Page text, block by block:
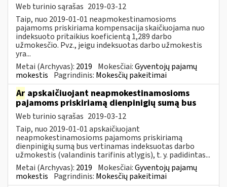
Web turinio sąrašas 2019-03-12
Taip, nuo 2019-01-01 neapmokestinamosioms
pajamoms priskiriama kompensacija skaičiuojama nuo
indeksuoto pritaikius koeficientą 1,289 darbo
užmokesčio. Pvz., jeigu indeksuotas darbo užmokestis
yra...
Metai (Archyvas): 2019 Mokesčiai:Gyventojų pajamų
mokestis Pagrindinis: Mokesčių pakeitimai
Ar apskaičiuojant neapmokestinamosioms
pajamoms priskiriamą dienpinigių sumą bus
Web turinio sąrašas 2019-03-12
Taip, nuo 2019-01-01 apskaičiuojant
neapmokestinamosioms pajamoms priskiriamą
dienpinigių sumą bus vertinamas indeksuotas darbo
užmokestis (valandinis tarifinis atlygis), t. y. padidintas...
Metai (Archyvas): 2019 Mokesčiai:Gyventojų pajamų
mokestis Pagrindinis: Mokesčių pakeitimai